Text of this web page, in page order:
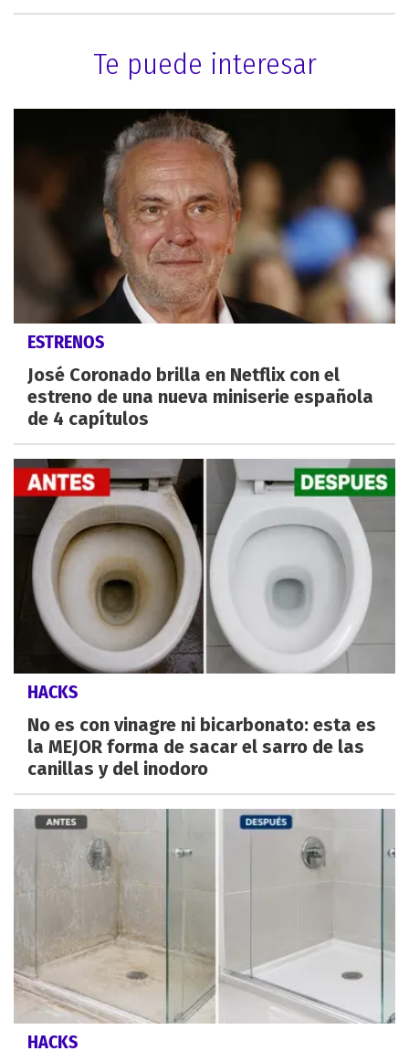
Te puede interesar
ESTRENOS
José Coronado brilla en Netflix con el
estreno de una nueva miniserie española
de 4 capítulos
HACKS
No es con vinagre ni bicarbonato: esta es
la MEJOR forma de sacar el sarro de las
canillas y del inodoro
HACKS